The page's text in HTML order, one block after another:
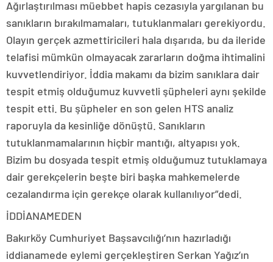
Ağırlaştırılması müebbet hapis cezasıyla yargılanan bu
sanıkların bırakılmamaları, tutuklanmaları gerekiyordu.
Olayın gerçek azmettiricileri hala dışarıda, bu da ileride
telafisi mümkün olmayacak zararların doğma ihtimalini
kuvvetlendiriyor. İddia makamı da bizim sanıklara dair
tespit etmiş olduğumuz kuvvetli şüpheleri aynı şekilde
tespit etti. Bu şüpheler en son gelen HTS analiz
raporuyla da kesinliğe dönüştü. Sanıkların
tutuklanmamalarının hiçbir mantığı, altyapısı yok.
Bizim bu dosyada tespit etmiş olduğumuz tutuklamaya
dair gerekçelerin beşte biri başka mahkemelerde
cezalandırma için gerekçe olarak kullanılıyor”dedi.
İDDİANAMEDEN
Bakırköy Cumhuriyet Başsavcılığı’nın hazırladığı
iddianamede eylemi gerçekleştiren Serkan Yağız’ın